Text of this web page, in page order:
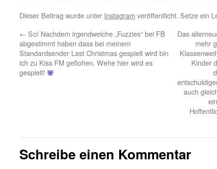
Dieser Beitrag wurde unter Instagram veröffentlicht. Setze ein
← So! Nachdem irgendwelche „Fuzzies“ bei FB
abgestimmt haben dass bei meinem
Standardsender Last Christmas gespielt wird bin
ich zu Kiss FM geflohen. Wehe hier wird es
gespielt!
Das
mehr
Kinder
auch
Schreibe einen Kommentar